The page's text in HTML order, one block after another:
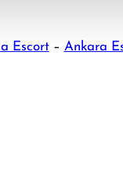
Escort– Ankara